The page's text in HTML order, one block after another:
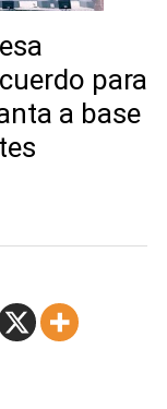
para
a base